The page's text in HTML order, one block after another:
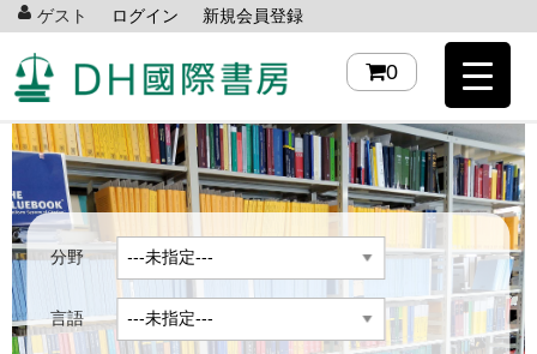
ゲスト ログイン 新規会員登録
0
分野
言語